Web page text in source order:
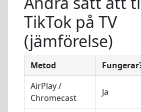
TikTok på TV
(jämförelse)
Metod
AirPlay /
Chromecast
Ja